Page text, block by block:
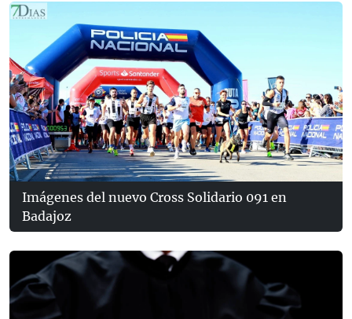
Imágenes del nuevo Cross Solidario 091 en
Badajoz